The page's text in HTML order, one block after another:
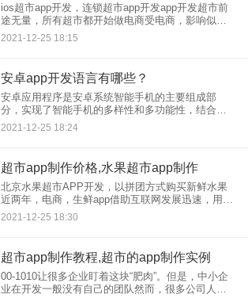
ios超市app开发，连锁超市app开发app开发超市前
途无量，所有超市都开始做电商受电商，影响似乎
还是没有缓冲。从家乐福、永辉、大润发(飞牛网)、
2021-12-25 18:15
安卓app开发语言有哪些？
安卓应用程序是安卓系统智能手机的主要组成部
分，实现了智能手机的多样性和多功能性，结合了
办公功能、娱乐功能、实用生活功能等,并受到人们
的广泛喜爱。Java语言较大的特点就是提高了软件
2021-12-25 18:24
超市app制作价格,水果超市app制作
北京水果超市APP开发，以拼团方式购买新鲜水果
近两年，电商，生鲜app借助互联网发展迅速，用户
平台反响较佳，但这类软件尚未形成相对完善的体
系，因此进入市场盈利并没有那么难。因此，北京
2021-12-25 18:30
超市app制作教程,超市的app制作实例
00-1010让很多企业盯着这块“肥肉”。但是，中小企
业在开发一般没有自己的团队然而，很多公司人无